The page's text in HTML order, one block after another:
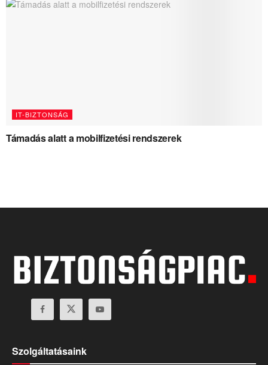
IT-BIZTONSÁG
Támadás alatt a mobilfizetési rendszerek
Szolgáltatásaink